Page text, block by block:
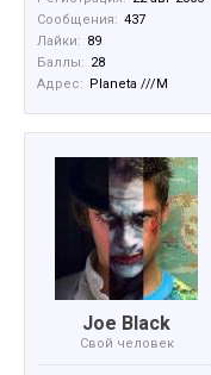
Сообщения: 437
Лайки: 89
Баллы: 28
Адрес:
Planeta ///M
Joe Black
Свой человек